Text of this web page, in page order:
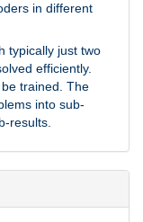
in different
typically just two
efficiently.
trained. The
into sub-
results.